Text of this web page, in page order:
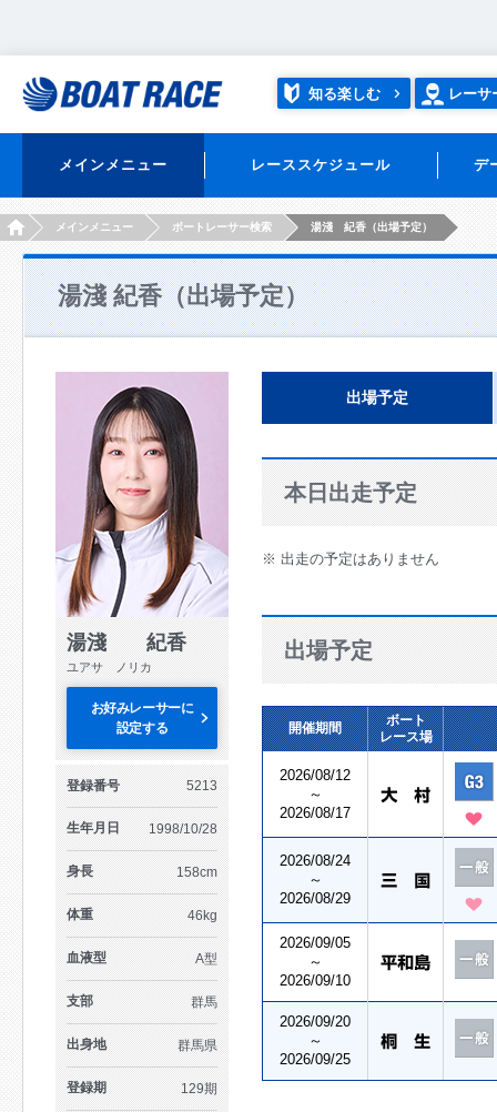
知る楽しむ レーサ
メインメニュー レーススケジュール デ
HOMEメインメニュー ボートレーサー検索 湯淺 紀香（出場予定）
湯淺 紀香（出場予定）
湯淺 紀香
ユアサ ノリカ
お好みレーサーに
設定する
登録番号 5213
生年月日 1998/10/28
身長 158cm
体重 46kg
血液型 A型
支部 群馬
出身地 群馬県
登録期 129期
出場予定
本日出走予定
※ 出走の予定はありません
出場予定
開催期間
ボート
レース場
2026/08/12
～
2026/08/17
2026/08/24
～
2026/08/29
2026/09/05
～
2026/09/10
2026/09/20
～
2026/09/25